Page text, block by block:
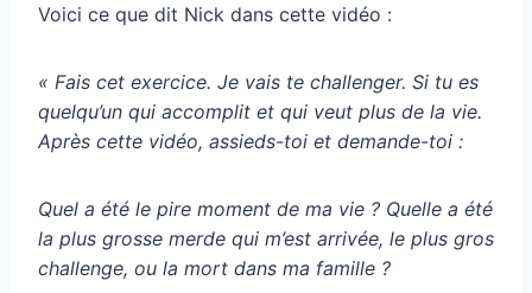
Voici ce que dit Nick dans cette vidéo :
« Fais cet exercice. Je vais te challenger. Si tu es
quelqu’un qui accomplit et qui veut plus de la vie.
Après cette vidéo, assieds-toi et demande-toi :
Quel a été le pire moment de ma vie ? Quelle a été
la plus grosse merde qui m’est arrivée, le plus gros
challenge, ou la mort dans ma famille ?